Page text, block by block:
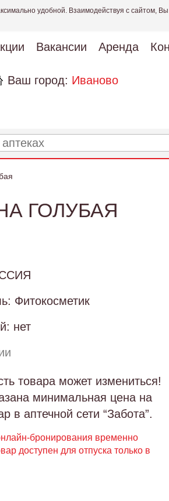
удобной. Взаимодействуя с сайтом,
Вакансии Аренда
Ваш город: Иваново
ГОЛУБАЯ
Фитокосметик
нет
товара может измениться!
минимальная цена на
в аптечной сети “Забота”.
бронирования временно
доступен для отпуска только в